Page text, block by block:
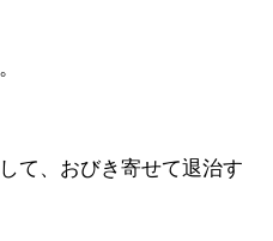
。
て、おびき寄せて退治す